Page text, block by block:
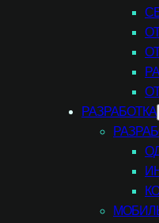
РАЗРАБОТКА